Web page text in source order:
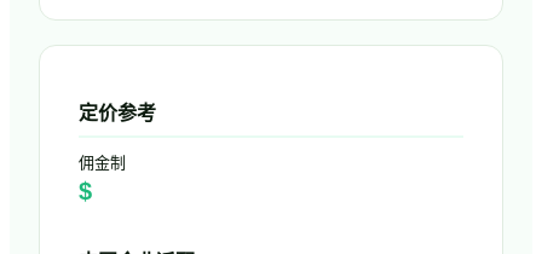
定价参考
佣金制
$